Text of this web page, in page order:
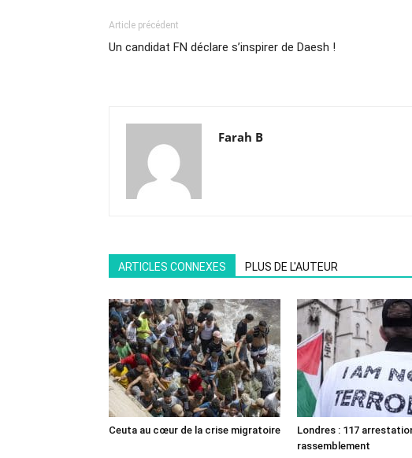
Article précédent
Un candidat FN déclare s’inspirer de Daesh !
Farah B
ARTICLES CONNEXES PLUS DE L'AUTEUR
Ceuta au cœur de la crise migratoire
Londres : 117
rassemblement